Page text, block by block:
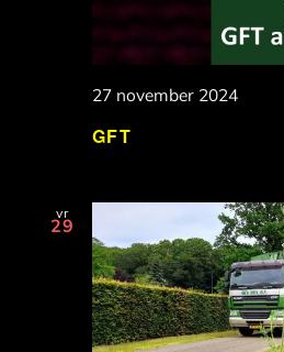
GFT
27 november 2024
vr
29